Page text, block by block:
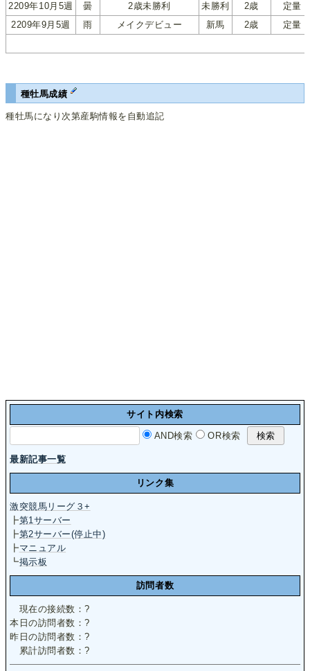
2209年10月5週 曇 2歳未勝利 未勝利 2歳
定量
2209年9月5週
雨 メイクデビュー 新馬 2歳 定量
種牡馬成績
種牡馬になり次第産駒情報を自動追記
サイト内検索
AND検索 OR検索
最新記事一覧
リンク集
激突競馬リーグ３+
┣第1サーバー
┣第2サーバー(停止中)
┣マニュアル
┗掲示板
訪問者数
現在の接続数：?
本日の訪問者数：?
昨日の訪問者数：?
累計訪問者数：?